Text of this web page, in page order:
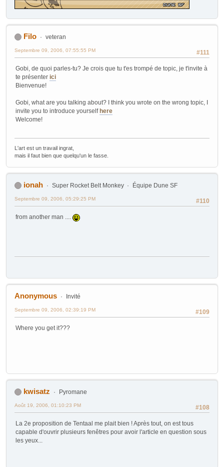
Filo veteran
#111
Septembre 09, 2006, 07:55:55 PM
Gobi, de quoi parles-tu? Je crois que tu t'es trompé de topic, je t'invite à
te présenter ici
Bienvenue!
Gobi, what are you talking about? I think you wrote on the wrong topic, I
invite you to introduce yourselfhere
Welcome!
L'art est un travail ingrat,
mais il faut bien que quelqu'un le fasse.
ionah Super Rocket Belt Monkey Équipe Dune SF
#110
Septembre 09, 2006, 05:29:25 PM
from another man ....
Anonymous Invité
#109
Septembre 09, 2006, 02:39:19 PM
Where you get it???
kwisatz Pyromane
#108
Août 19, 2006, 01:10:23 PM
La 2e proposition de Tentaal me plait bien ! Après tout, on est tous
capable d'ouvrir plusieurs fenêtres pour avoir l'article en question sous
les yeux...